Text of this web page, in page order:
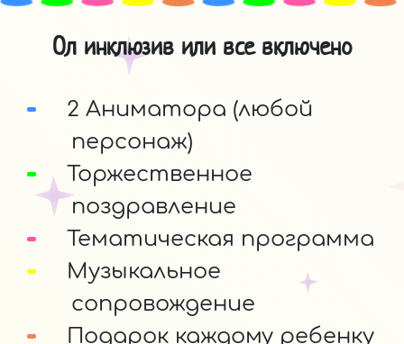
Ол инклюзив или все включено
2 Аниматора (любой
персонаж)
Торжественное
поздравление
Тематическая программа
Музыкальное
сопровождение
Подарок каждому ребенку